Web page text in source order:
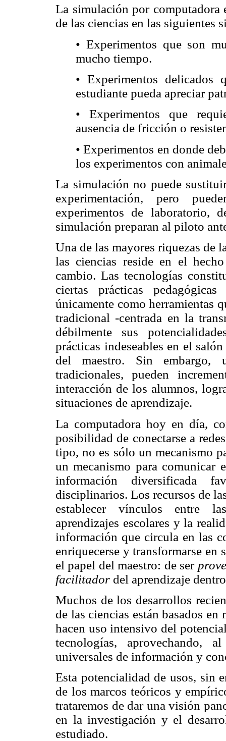
La simulación por computadora
de las ciencias en las siguientes
• Experimentos que son
mucho tiempo.
• Experimentos delicados
estudiante pueda apreciar
• Experimentos que
ausencia de fricción o
• Experimentos en donde
los experimentos con
La simulación no puede
experimentación, pero
experimentos de laboratorio,
simulación preparan al piloto
Una de las mayores riquezas de
las ciencias reside en el
cambio. Las tecnologías
ciertas prácticas
únicamente como herramientas
tradicional -centrada en la
débilmente sus
prácticas indeseables en el
del maestro. Sin embargo,
tradicionales, pueden
interacción de los alumnos,
situaciones de aprendizaje.
La computadora hoy en día,
posibilidad de conectarse a
tipo, no es sólo un mecanismo
un mecanismo para comunicar
información diversificada
disciplinarios. Los recursos de
establecer vínculos entre
aprendizajes escolares y la
información que circula en las
enriquecerse y transformarse en
el papel del maestro: de ser
facilitador del aprendizaje
Muchos de los desarrollos
de las ciencias están basados
hacen uso intensivo del
tecnologías, aprovechando,
universales de información y
Esta potencialidad de usos, sin
de los marcos teóricos y
trataremos de dar una visión
en la investigación y el
estudiado.